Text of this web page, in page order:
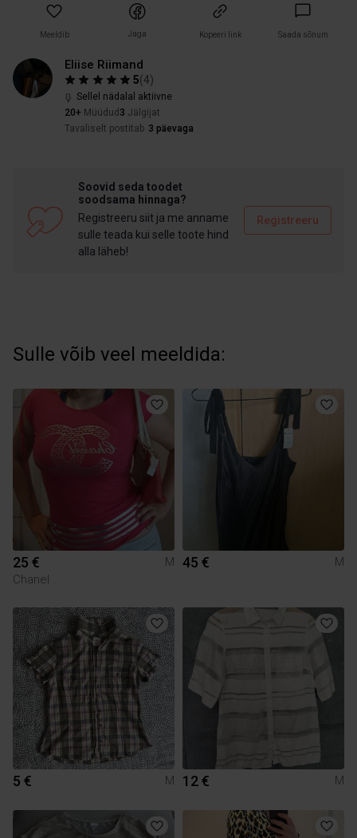
Meeldib Jaga Kopeeri link Saada sõnum
Eliise Riimand
5(4)
Sellel nädalal aktiivne
20+ Müüdud 3 Jälgijat
Tavaliselt postitab 3 päevaga
Soovid seda toodet
soodsama hinnaga?
Registreeru siit ja me anname
sulle teada kui selle toote hind
alla läheb!
Registreeru
Sulle võib veel meeldida:
25 €
M
Chanel
45 € M
5 € M 12 € M